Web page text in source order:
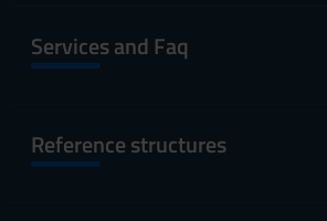
Services and Faq
Reference structures